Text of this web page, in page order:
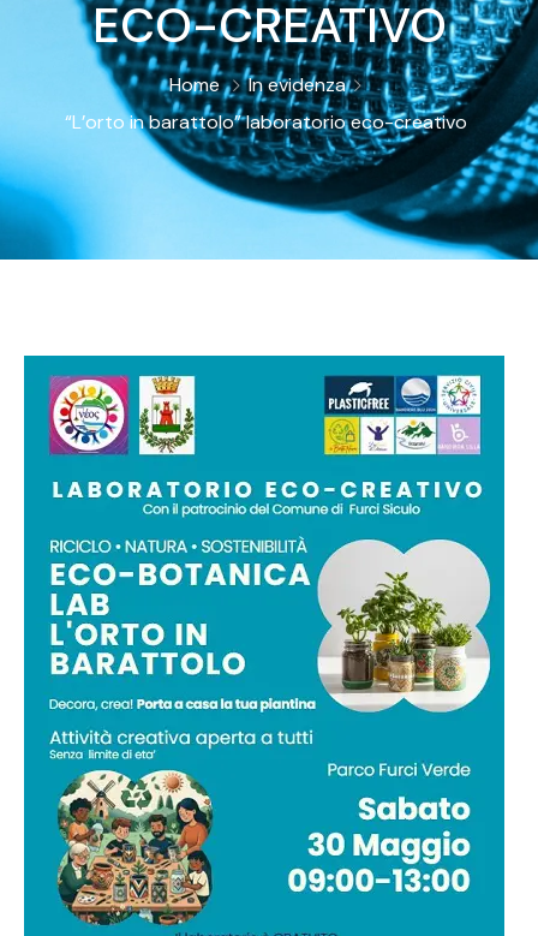
ECO-CREATIVO
Home
In evidenza
“L’orto in barattolo” laboratorio eco-creativo